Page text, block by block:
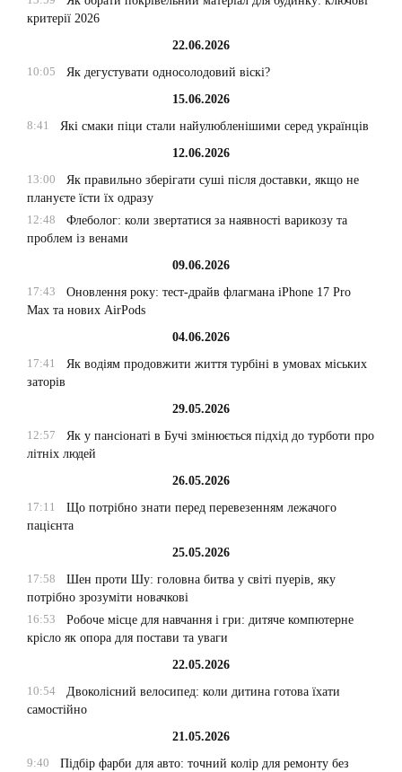
критерії 2026
22.06.2026
10:05
Як дегустувати односолодовий віскі?
15.06.2026
8:41
Які смаки піци стали найулюбленішими серед українців
12.06.2026
13:00
Як правильно зберігати суші після доставки, якщо не
плануєте їсти їх одразу
12:48
Флеболог: коли звертатися за наявності варикозу та
проблем із венами
09.06.2026
17:43
Оновлення року: тест-драйв флагмана iPhone 17 Pro
Max та нових AirPods
04.06.2026
17:41
Як водіям продовжити життя турбіні в умовах міських
заторів
29.05.2026
12:57
Як у пансіонаті в Бучі змінюється підхід до турботи про
літніх людей
26.05.2026
17:11
Що потрібно знати перед перевезенням лежачого
пацієнта
25.05.2026
17:58
Шен проти Шу: головна битва у світі пуерів, яку
потрібно зрозуміти новачкові
16:53
Робоче місце для навчання і гри: дитяче компютерне
крісло як опора для постави та уваги
22.05.2026
10:54
Двоколісний велосипед: коли дитина готова їхати
самостійно
21.05.2026
9:40
Підбір фарби для авто: точний колір для ремонту без